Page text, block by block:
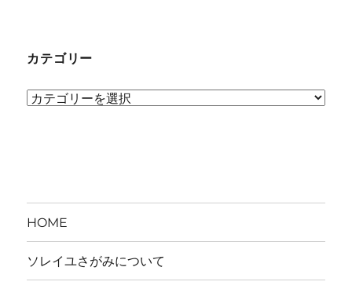
カテゴリー
カ
HOME
ソレイユさがみについて